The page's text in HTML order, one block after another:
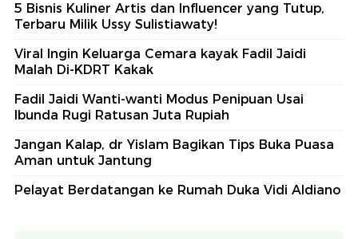
5 Bisnis Kuliner Artis dan Influencer yang Tutup,
Terbaru Milik Ussy Sulistiawaty!
Viral Ingin Keluarga Cemara kayak Fadil Jaidi
Malah Di-KDRT Kakak
Fadil Jaidi Wanti-wanti Modus Penipuan Usai
Ibunda Rugi Ratusan Juta Rupiah
Jangan Kalap, dr Yislam Bagikan Tips Buka Puasa
Aman untuk Jantung
Pelayat Berdatangan ke Rumah Duka Vidi Aldiano